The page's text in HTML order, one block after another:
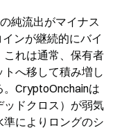
純流出がマイナス
ンが継続的にバイ
れは通常、保有者
へ移して積み増し
CryptoOnchainは
ッドクロス）が弱気
によりロングのシ